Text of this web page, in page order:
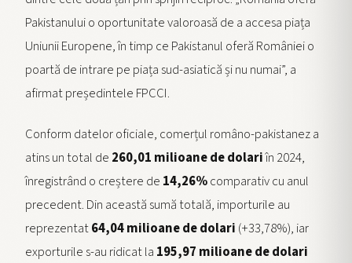
Pakistanului o oportunitate valoroasă de a accesa piața
Uniunii Europene, în timp ce Pakistanul oferă României o
poartă de intrare pe piața sud-asiatică și nu numai”, a
afirmat președintele FPCCI.
Conform datelor oficiale, comerțul româno-pakistanez a
atins un total de 260,01 milioane de dolariîn 2024,
înregistrând o creștere de 14,26%comparativ cu anul
precedent. Din această sumă totală, importurile au
reprezentat64,04 milioane de dolari (+33,78%), iar
exporturile s-au ridicat la 195,97 milioane de dolari